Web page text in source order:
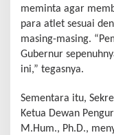
meminta agar
para atlet sesuai
masing-masing.
Gubernur
ini,” tegasnya.
Sementara itu,
Ketua Dewan
M.Hum., Ph.D.,